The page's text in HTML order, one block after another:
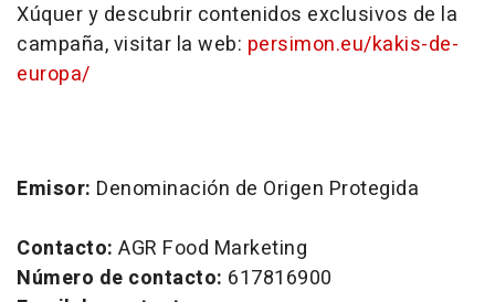
Xúquer y descubrir contenidos exclusivos de la
campaña, visitar la web: persimon.eu/kakis-de-
europa/
Emisor: Denominación de Origen Protegida
Contacto: AGR Food Marketing
Número de contacto: 617816900